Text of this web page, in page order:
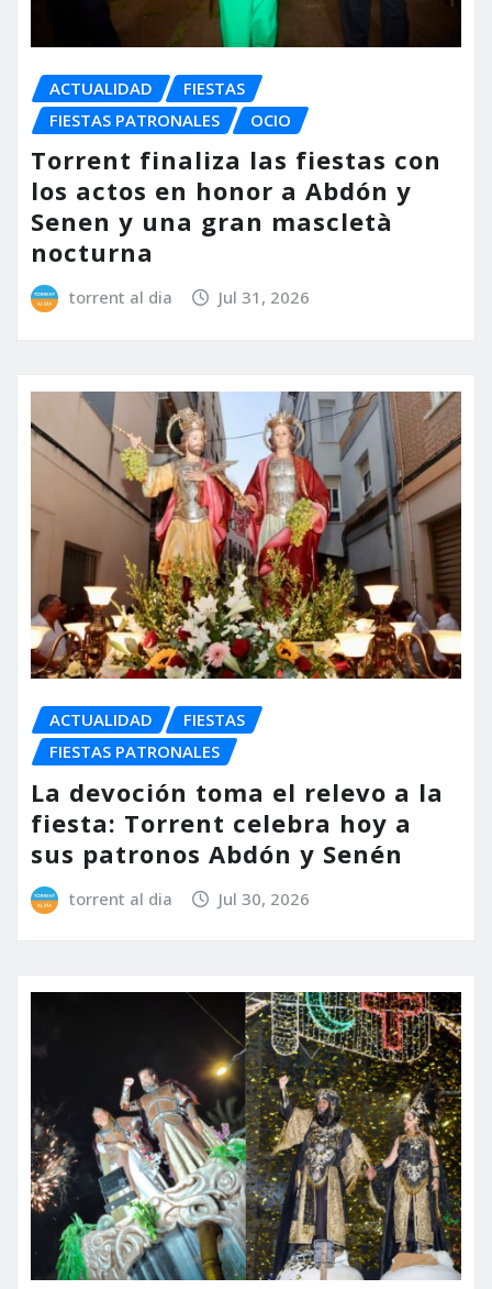
ACTUALIDAD
FIESTAS
FIESTAS PATRONALES
OCIO
Torrent finaliza las fiestas con
los actos en honor a Abdón y
Senen y una gran mascletà
nocturna
torrent al dia Jul 31, 2026
ACTUALIDAD
FIESTAS
FIESTAS PATRONALES
La devoción toma el relevo a la
fiesta: Torrent celebra hoy a
sus patronos Abdón y Senén
torrent al dia Jul 30, 2026